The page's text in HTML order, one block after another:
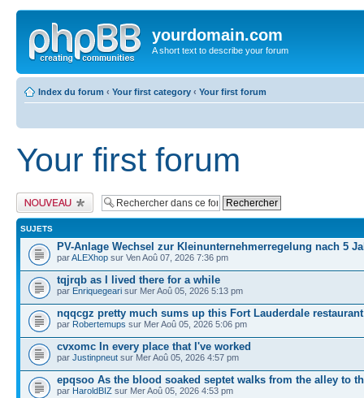
yourdomain.com
A short text to describe your forum
Index du forum ‹ Your first category ‹ Your first forum
Your first forum
Publier un nouveau
sujet
SUJETS
PV-Anlage Wechsel zur Kleinunternehmerregelung nach 5
parALEXhop sur Ven Aoû 07, 2026 7:36 pm
tqjrqb as I lived there for a while
par Enriquegeari sur Mer Aoû 05, 2026 5:13 pm
nqqcgz pretty much sums up this Fort Lauderdale restaurant
par Robertemups sur Mer Aoû 05, 2026 5:06 pm
cvxomc In every place that I've worked
par Justinpneut sur Mer Aoû 05, 2026 4:57 pm
epqsoo As the blood soaked septet walks from the alley to th
par HaroldBIZ sur Mer Aoû 05, 2026 4:53 pm